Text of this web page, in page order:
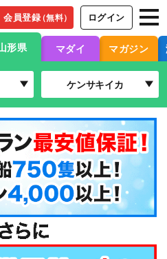
会員登録（無料） ログイン
形県 マダイ マガジン
ケンサキイカ